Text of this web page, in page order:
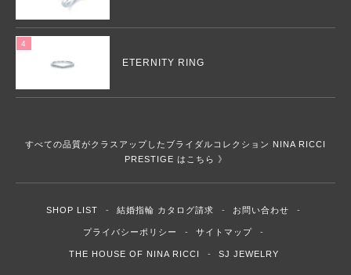
ETERNITY RING
すべての品質がクラスアップしたブライダルコレクション NINA RICCI
PRESTIGE はこちら 》
SHOP LIST 結婚指輪 カタログ請求 お問い合わせ
プライバシーポリシー サイトマップ
THE HOUSE OF NINA RICCI SJ JEWELRY